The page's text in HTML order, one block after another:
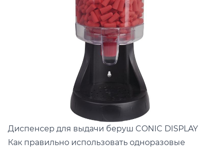
Диспенсер для выдачи беруш CONIC DISPLAY
Как правильно использовать одноразовые